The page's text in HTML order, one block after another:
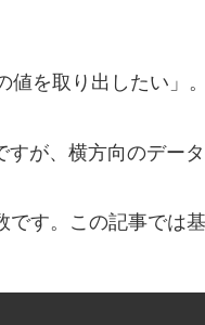
値を取り出したい
が、横方向のデー
す。この記事では